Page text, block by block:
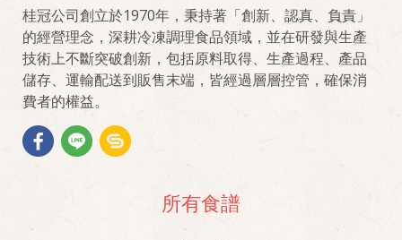
桂冠公司創立於1970年，秉持著「創新、認真、負責」
的經營理念，深耕冷凍調理食品領域，並在研發與生產
技術上不斷突破創新，包括原料取得、生產過程、產品
儲存、運輸配送到販售末端，皆經過層層控管，確保消
費者的權益。
所有食譜